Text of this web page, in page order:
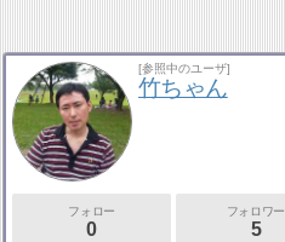
[参照中のユーザ]
竹ちゃん
フォロー
0
フォロワー
5